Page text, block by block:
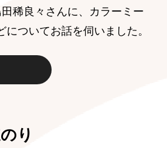
稀良々さんに、カラーミー
ついてお話を伺いました。
り